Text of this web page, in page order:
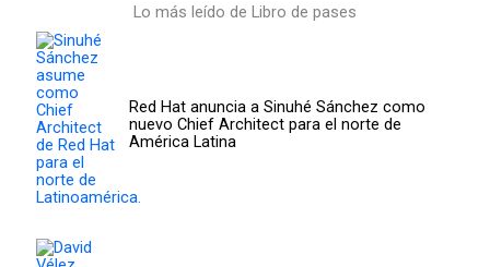
Lo más leído de Libro de pases
Red Hat anuncia a Sinuhé Sánchez como
nuevo Chief Architect para el norte de
América Latina